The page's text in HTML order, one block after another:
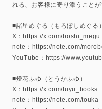
れる、お客様に寄り添うこと
■諸星めぐる（もろぼしめぐる）
X：https://x.com/boshi_megu
note：https://note.com/
YouTube：https://
■燈花ふゆ（とうかふゆ）
X：https://x.com/fuyu_books
note：https://note.com/